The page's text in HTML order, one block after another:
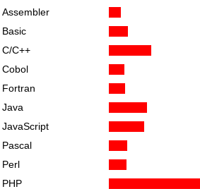
Assembler
Basic
C/C++
Cobol
Fortran
Java
JavaScript
Pascal
Perl
PHP